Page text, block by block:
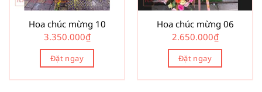
Hoa chúc mừng 10
3.350.000₫
Đặt ngay
Hoa chúc mừng 06
2.650.000₫
Đặt ngay